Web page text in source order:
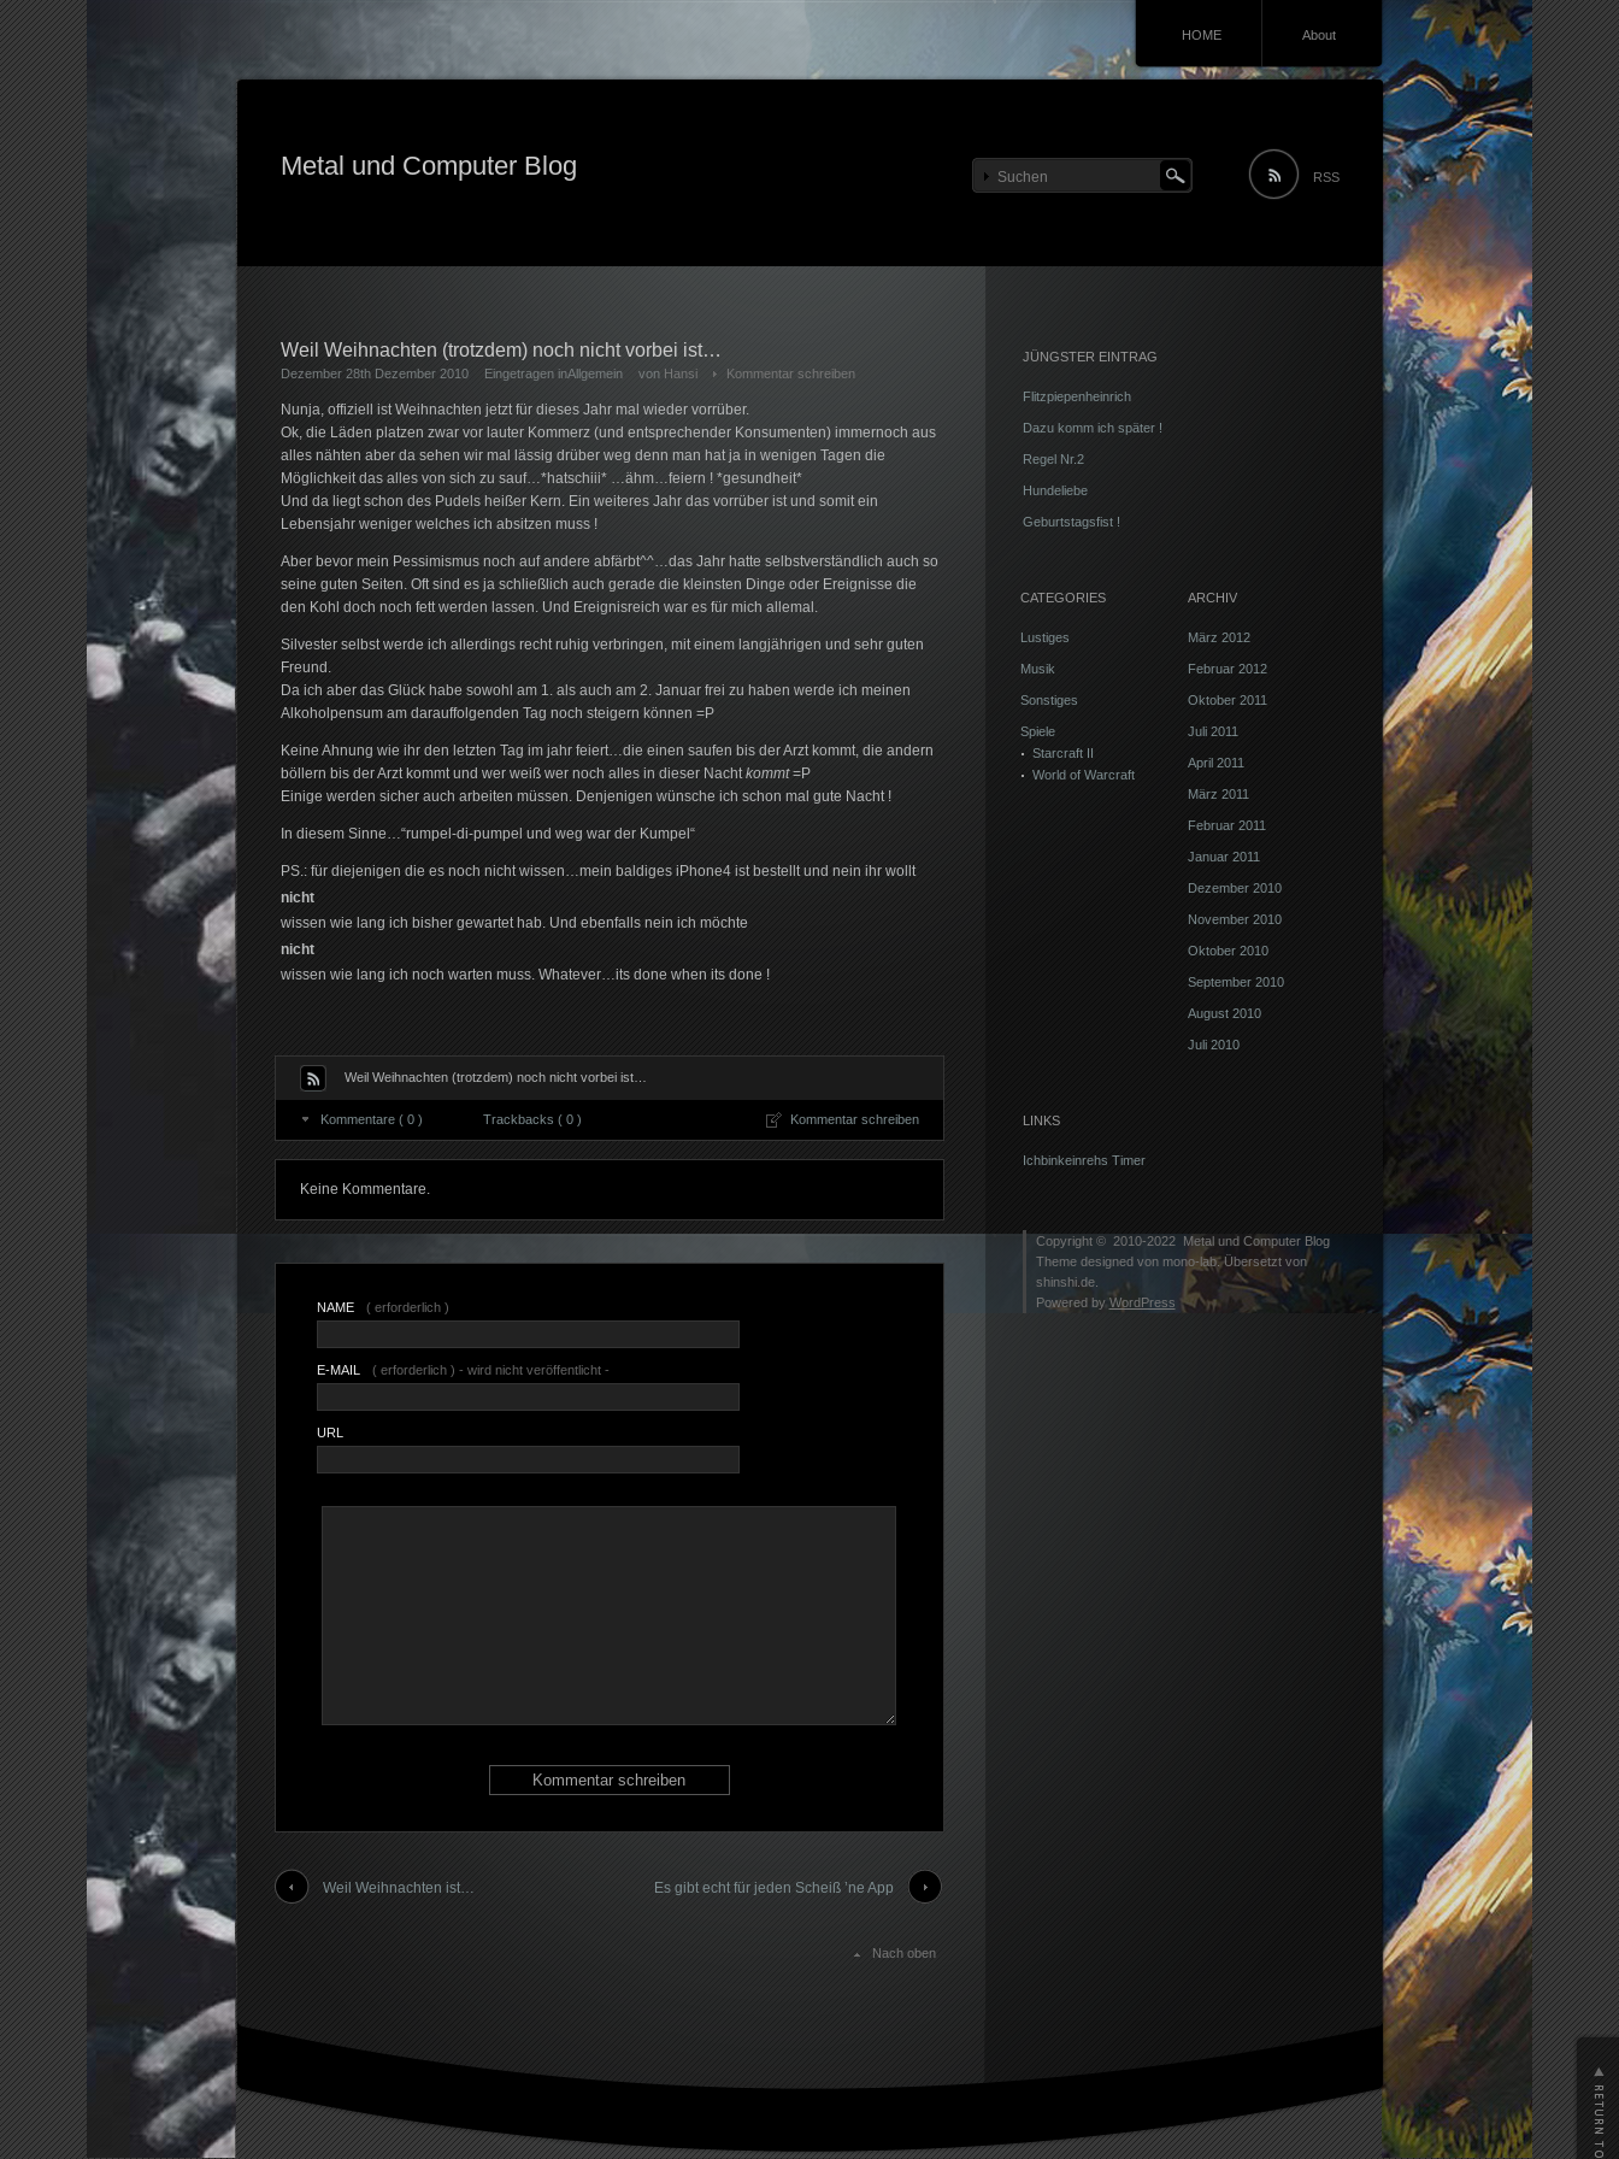
HOME About
Metal und Computer Blog RSS
Weil Weihnachten (trotzdem) noch nicht vorbei ist…
Dezember 28th Dezember 2010 Eingetragen inAllgemein von Hansi Kommentar schreiben
Nunja, offiziell ist Weihnachten jetzt für dieses Jahr mal wieder vorrüber.
Ok, die Läden platzen zwar vor lauter Kommerz (und entsprechender Konsumenten) immernoch aus
alles nähten aber da sehen wir mal lässig drüber weg denn man hat ja in wenigen Tagen die
Möglichkeit das alles von sich zu sauf…*hatschiii* …ähm…feiern ! *gesundheit*
Und da liegt schon des Pudels heißer Kern. Ein weiteres Jahr das vorrüber ist und somit ein
Lebensjahr weniger welches ich absitzen muss !
Aber bevor mein Pessimismus noch auf andere abfärbt^^…das Jahr hatte selbstverständlich auch so
seine guten Seiten. Oft sind es ja schließlich auch gerade die kleinsten Dinge oder Ereignisse die
den Kohl doch noch fett werden lassen. Und Ereignisreich war es für mich allemal.
Silvester selbst werde ich allerdings recht ruhig verbringen, mit einem langjährigen und sehr guten
Freund.
Da ich aber das Glück habe sowohl am 1. als auch am 2. Januar frei zu haben werde ich meinen
Alkoholpensum am darauffolgenden Tag noch steigern können =P
Keine Ahnung wie ihr den letzten Tag im jahr feiert…die einen saufen bis der Arzt kommt, die andern
böllern bis der Arzt kommt und wer weiß wer noch alles in dieser Nachtkommt=P
Einige werden sicher auch arbeiten müssen. Denjenigen wünsche ich schon mal gute Nacht !
In diesem Sinne…“rumpel-di-pumpel und weg war der Kumpel“
PS.: für diejenigen die es noch nicht wissen…mein baldiges iPhone4 ist bestellt und nein ihr wollt
nicht
wissen wie lang ich bisher gewartet hab. Und ebenfalls nein ich möchte
nicht
wissen wie lang ich noch warten muss. Whatever…its done when its done !
Weil Weihnachten (trotzdem) noch nicht vorbei ist…
Kommentare ( 0 ) Trackbacks ( 0 ) Kommentar schreiben
Keine Kommentare.
NAME ( erforderlich )
E-MAIL ( erforderlich ) - wird nicht veröffentlicht -
URL
Weil Weihnachten ist… Es gibt echt für jeden Scheiß ’ne App
Nach oben
JÜNGSTER EINTRAG
Flitzpiepenheinrich
Dazu komm ich später !
Regel Nr.2
Hundeliebe
Geburtstagsfist !
CATEGORIES
Lustiges
Musik
Sonstiges
Spiele
Starcraft II
World of Warcraft
ARCHIV
März 2012
Februar 2012
Oktober 2011
Juli 2011
April 2011
März 2011
Februar 2011
Januar 2011
Dezember 2010
November 2010
Oktober 2010
September 2010
August 2010
Juli 2010
LINKS
Ichbinkeinrehs Timer
Copyright © 2010-2022 Metal und Computer Blog
Theme designed von mono-lab. Übersetzt von
shinshi.de.
Powered by WordPress